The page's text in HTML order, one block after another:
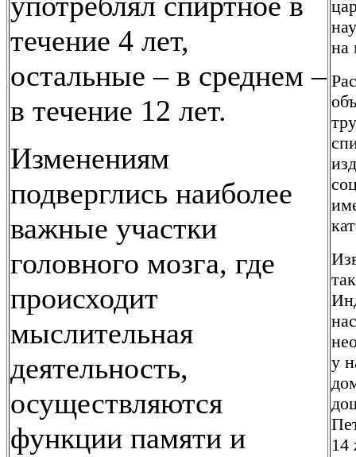
течение 4 лет,
остальные – в среднем –
в течение 12 лет.
Изменениям
подверглись наиболее
важные участки
головного мозга, где
происходит
мыслительная
деятельность,
осуществляются
функции памяти и
на
у
14